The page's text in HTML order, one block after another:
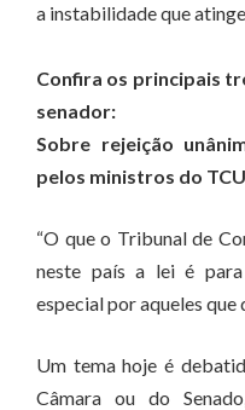
a instabilidade que
Confira os principais
senador:
Sobre rejeição
pelos ministros do TCU
“O que o Tribunal de
neste país a lei é
especial por aqueles que
Um tema hoje é
Câmara ou do